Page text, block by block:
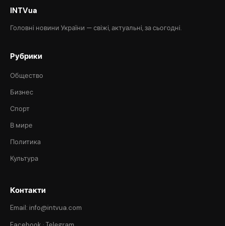
INTVua
Головні новини України — свіжі, актуальні, за сьогодні.
Рубрики
Общество
Бизнес
Спорт
В мире
Политика
Культура
Контакти
Email: info@intvua.com